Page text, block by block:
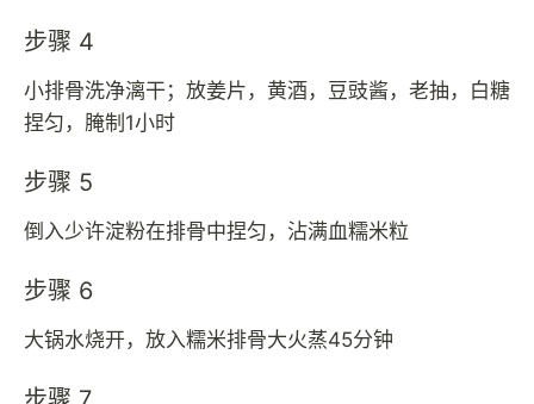
步骤 4
小排骨洗净漓干；放姜片，黄酒，豆豉酱，老抽，白糖
捏匀，腌制1小时
步骤 5
倒入少许淀粉在排骨中捏匀，沾满血糯米粒
步骤 6
大锅水烧开，放入糯米排骨大火蒸45分钟